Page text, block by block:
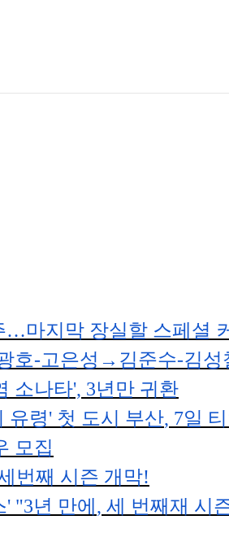
…마지막 장실할 스페셜
호-고은성 → 김준수-김성
소나타', 3년만 귀환
유령' 첫 도시 부산, 7일
모집
번째 시즌 개막!
' "3년 만에 , 세 번째재 시